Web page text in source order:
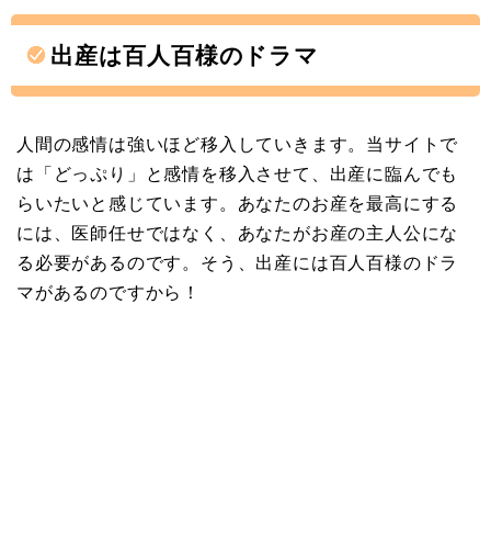
出産は百人百様のドラマ
人間の感情は強いほど移入していきます。当サイトで
は「どっぷり」と感情を移入させて、出産に臨んでも
らいたいと感じています。あなたのお産を最高にする
には、医師任せではなく、あなたがお産の主人公にな
る必要があるのです。そう、出産には百人百様のドラ
マがあるのですから！